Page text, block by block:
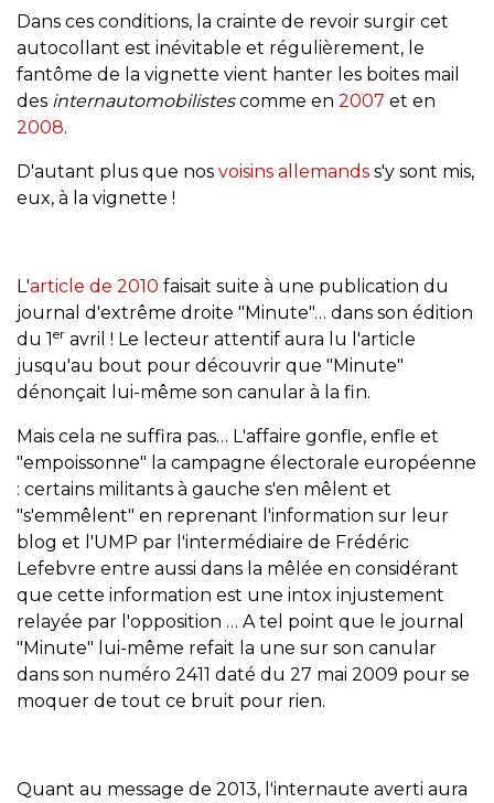
Dans ces conditions, la crainte de revoir surgir cet
autocollant est inévitable et régulièrement, le
fantôme de la vignette vient hanter les boites mail
des internautomobilistescomme en 2007 et en
2008.
D'autant plus que nos voisins allemands s'y sont mis,
eux, à la vignette !
L'article de 2010 faisait suite à une publication du
journal d'extrême droite "Minute"… dans son édition
du 1er avril ! Le lecteur attentif aura lu l'article
jusqu'au bout pour découvrir que "Minute"
dénonçait lui-même son canular à la fin.
Mais cela ne suffira pas… L'affaire gonfle, enfle et
"empoissonne" la campagne électorale européenne
: certains militants à gauche s'en mêlent et
"s'emmêlent" en reprenant l'information sur leur
blog et l'UMP par l'intermédiaire de Frédéric
Lefebvre entre aussi dans la mêlée en considérant
que cette information est une intox injustement
relayée par l'opposition … A tel point que le journal
"Minute" lui-même refait la une sur son canular
dans son numéro 2411 daté du 27 mai 2009 pour se
moquer de tout ce bruit pour rien.
Quant au message de 2013, l'internaute averti aura